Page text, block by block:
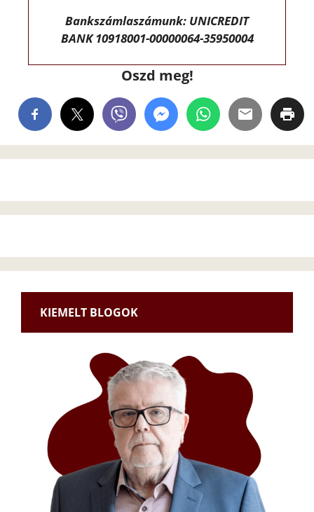
Bankszámlaszámunk: UNICREDIT
BANK 10918001-00000064-35950004
Oszd meg!
KIEMELT BLOGOK